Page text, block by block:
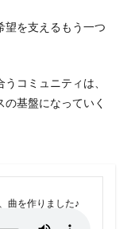
望を支えるもう一つ
コミュニティは、
基盤になっていく
曲を作りました♪